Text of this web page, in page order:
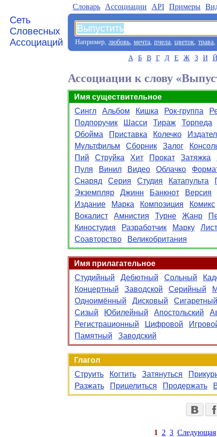
Сеть
Словесных
Ассоциаций
Словарь Aссоциации API Примеры
Например, любовь, мечта, пчела, цветок, трава,
А Б В Г Д Е Ж З И Й
Ассоциации к слову
Имя существительное
Сингл
Альбом Кишка Рок-группа
Подпоручик
Шасси Тираж
Торпеда
Обойма
Приставка Колечко
Мультфильм
Сборник Залог
Пий
Струйка Хит Прокат Затяжка
Пуля
Винил Видео Облачко
Снаряд
Серия Студия Катапульта
Экземпляр
Джинн Банкнот
Версия
Издание
Марка Композиция
Комикс
Вокалист
Амнистия Турне Жанр
Киностудия
Разработчик Марку
Соавторство
Великобритания
Имя прилагательное
Студийный
Дебютный Сольный
Концертный
Заводской Серийный
Одноимённый
Дисковый
Сигаретный
Сизый
Юбилейный Апостольский
Регистрационный
Цифровой
Памятный
Заводский
Глагол
Струить
Когтить Затянуться
Разжать
Прицелиться Продержать
1 2 3 Следующая